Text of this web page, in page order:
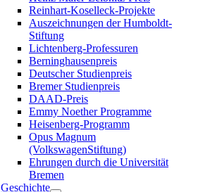
Reinhart-Koselleck-Projekte
Auszeichnungen der Humboldt-
Stiftung
Lichtenberg-Professuren
Berninghausenpreis
Deutscher Studienpreis
Bremer Studienpreis
DAAD-Preis
Emmy Noether Programme
Heisenberg-Programm
Opus Magnum
(VolkswagenStiftung)
Ehrungen durch die Universität
Bremen
Geschichte